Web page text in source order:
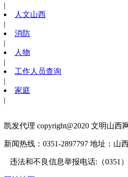
|
人文山西
|
消防
|
人物
|
工作人员查询
|
家庭
|
凯发代理 copyright@2020 文明山西
新闻热线：0351-2897797 地址：山
违法和不良信息举报电话:（0351